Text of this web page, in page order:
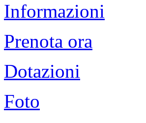
Informazioni
Prenota ora
Dotazioni
Foto